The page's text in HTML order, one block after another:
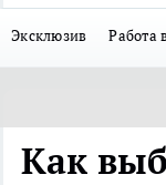
Эксклюзив Работа
Как